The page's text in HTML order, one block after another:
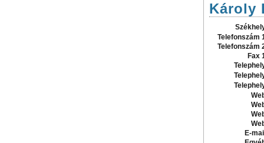
Károly
Telefonszám
Telefonszám
Fax
E-